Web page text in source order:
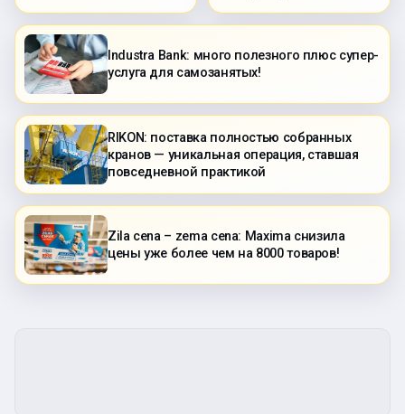
Industra Bank: много полезного плюс супер-
услуга для самозанятых!
RIKON: поставка полностью собранных
кранов — уникальная операция, ставшая
повседневной практикой
Zila cena – zema cena: Maxima снизила
цены уже более чем на 8000 товаров!